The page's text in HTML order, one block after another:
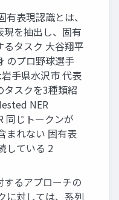
表現認識とは、
を抽出し、固有
タスク 大谷翔平
のプロ野球選手
手県水沢市 代表
タスクを3種類紹
NER
同じトークンが
まれない 固有表
している 2
るアプローチの
に対しては、系列